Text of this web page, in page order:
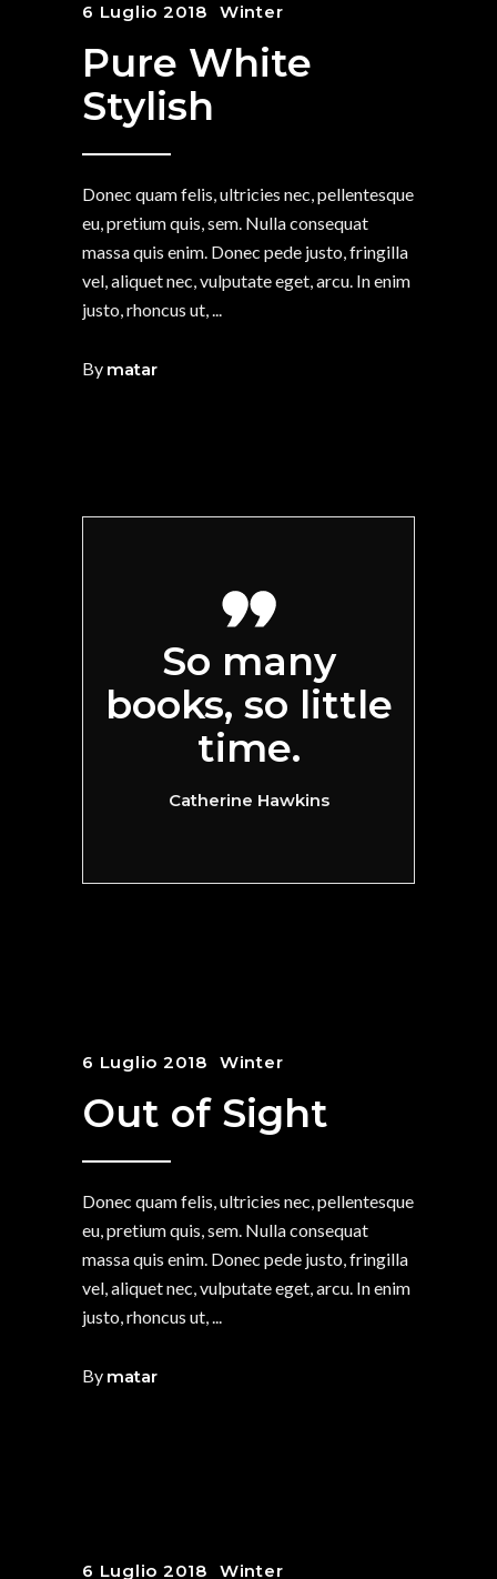
6 Luglio 2018 Winter
Pure White
Stylish
Donec quam felis, ultricies nec, pellentesque
eu, pretium quis, sem. Nulla consequat
massa quis enim. Donec pede justo, fringilla
vel, aliquet nec, vulputate eget, arcu. In enim
justo, rhoncus ut,
By matar
So many
books, so little
time.
Catherine Hawkins
6 Luglio 2018 Winter
Out of Sight
Donec quam felis, ultricies nec, pellentesque
eu, pretium quis, sem. Nulla consequat
massa quis enim. Donec pede justo, fringilla
vel, aliquet nec, vulputate eget, arcu. In enim
justo, rhoncus ut,
By matar
6 Luglio 2018 Winter